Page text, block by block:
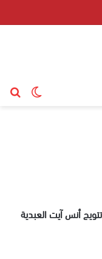
المغرب للدراجات على الطريق 2026 : تتويج أنس آيت العبدية